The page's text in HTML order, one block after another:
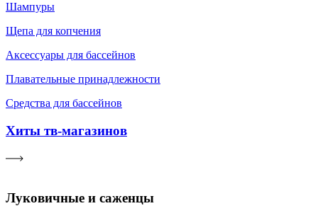
Шампуры
Щепа для копчения
Аксессуары для бассейнов
Плавательные принадлежности
Средства для бассейнов
Хиты тв-магазинов
Луковичные и саженцы